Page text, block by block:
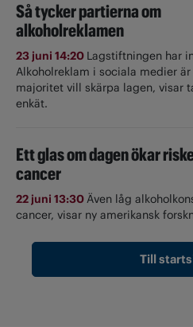
Så tycker partierna om
alkoholreklamen
23 juni 14:20 Lagstiftningen har
Alkoholreklam i sociala medier
majoritet vill skärpa lagen, visar
enkät.
Ett glas om dagen ökar
cancer
22 juni 13:30Även låg
cancer, visar ny amerikansk
Till